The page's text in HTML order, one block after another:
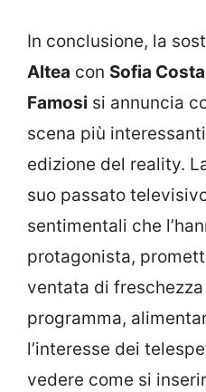
In conclusione, la
Altea con Sofia
Famosi si annuncia
scena più
edizione del reality.
suo passato
sentimentali che
protagonista,
ventata di
programma,
l’interesse dei
vedere come si